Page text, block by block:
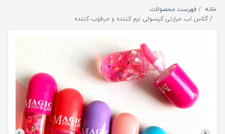
خانه
فهرست محصولات
گلاس لب حرارتی کپسولی نرم کننده و مرطوب کننده